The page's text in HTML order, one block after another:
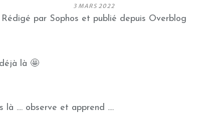
3 MARS 2022
Rédigé par Sophos et publié depuis Overblog
là 🤩
là .... observe et apprend ....